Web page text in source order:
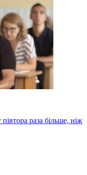
раза більше, ніж